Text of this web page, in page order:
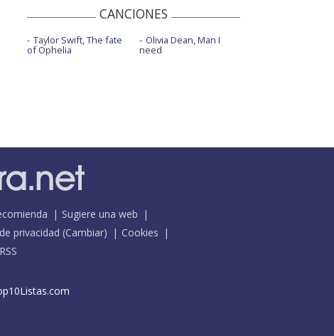
CANCIONES
Taylor Swift, The fate
of Ophelia
Olivia Dean, Man I
need
Sugiere una web
privacidad (Cambiar)
Cookies
RSS